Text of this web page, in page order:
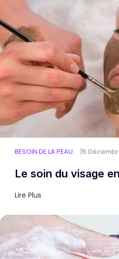
Le soin du visage
15
BESOIN DE LA PEAU
Lire Plus